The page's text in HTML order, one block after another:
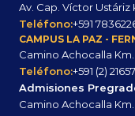
Av. Cap. Víctor Ustáriz
Teléfono:+591
CAMPUS LA PAZ -
Camino Achocalla Km.
Teléfono:+591 (2)
Admisiones
Camino Achocalla Km.